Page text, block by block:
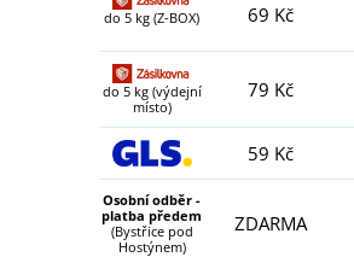
do 5 kg (Z-BOX) 69 Kč
do 5 kg (výdejní
místo)
79 Kč
59 Kč
Osobní odběr -
platba předem
(Bystřice pod
Hostýnem)
ZDARMA